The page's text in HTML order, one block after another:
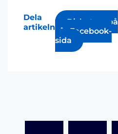
Dela
artikeln
Diskutera på
vår Facebook-
sida